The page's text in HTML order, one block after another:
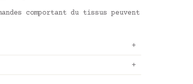
comportant du tissus peuvent